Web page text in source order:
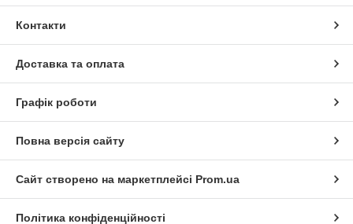
Контакти
Доставка та оплата
Графік роботи
Повна версія сайту
Сайт створено на маркетплейсі Prom.ua
Політика конфіденційності